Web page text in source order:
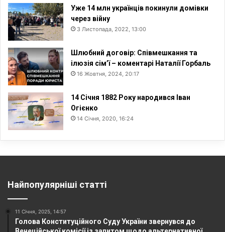
Уже 14 млн українців покинули домівки
через війну
3 Листопада, 2022, 13:00
Шлюбний договір: Співмешкання та
ілюзія сім’ї – коментарі Наталії Горбаль
16 Жовтня, 2024, 20:17
14 Січня 1882 Року народився Іван
Огієнко
14 Січня, 2020, 16:24
Найпопулярніші статті
11 Січня, 2025, 14:57
Голова Конституційного Суду України звернувся до